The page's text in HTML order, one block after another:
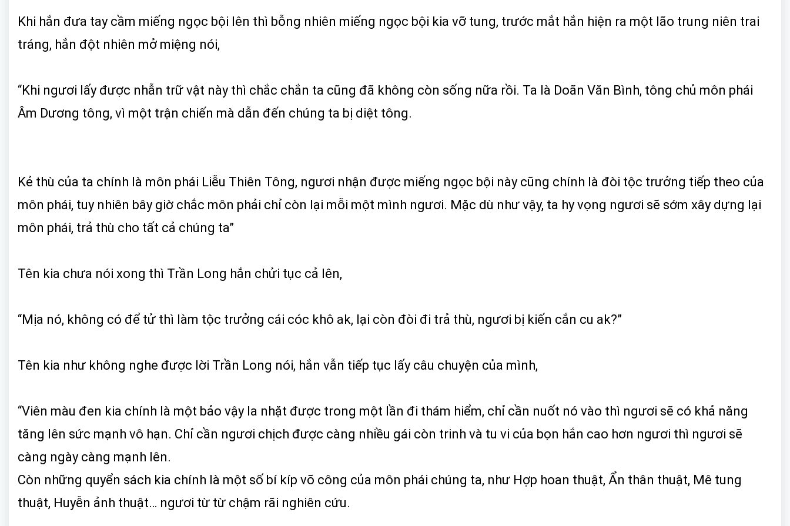
Khi hắn đưa tay cầm miếng ngọc bội lên thì bỗng nhiên miếng ngọc bội kia vỡ tung, trước mắt hắn hiện ra một lão trung niên trai
tráng, hắn đột nhiên mở miệng nói,
“Khi ngươi lấy được nhẫn trữ vật này thì chắc chắn ta cũng đã không còn sống nữa rồi. Ta là Doãn Văn Bình, tông chủ môn phái
Âm Dương tông, vì một trận chiến mà dẫn đến chúng ta bị diệt tông.
Kẻ thù của ta chính là môn phái Liễu Thiên Tông, ngươi nhận được miếng ngọc bội này cũng chính là đòi tộc trưởng tiếp theo của
môn phái, tuy nhiên bây giờ chắc môn phải chỉ còn lại mỗi một mình ngươi. Mặc dù như vậy, ta hy vọng ngươi sẽ sớm xây dựng lại
môn phái, trả thù cho tất cả chúng ta”
Tên kia chưa nói xong thì Trần Long hắn chửi tục cả lên,
“Mịa nó, không có để tử thì làm tộc trưởng cái cóc khô ak, lại còn đòi đi trả thù, ngươi bị kiến cắn cu ak?”
Tên kia như không nghe được lời Trần Long nói, hắn vẫn tiếp tục lấy câu chuyện của mình,
“Viên màu đen kia chính là một bảo vậy la nhặt được trong một lần đi thám hiểm, chỉ cần nuốt nó vào thì ngươi sẽ có khả năng
tăng lên sức mạnh vô hạn. Chỉ cần ngươi chịch được càng nhiều gái còn trinh và tu vi của bọn hắn cao hơn ngươi thì ngươi sẽ
càng ngày càng mạnh lên.
Còn những quyển sách kia chính là một số bí kíp võ công của môn phái chúng ta, như Hợp hoan thuật, Ẩn thân thuật, Mê tung
thuật, Huyễn ảnh thuật… ngươi từ từ chậm rãi nghiên cứu.